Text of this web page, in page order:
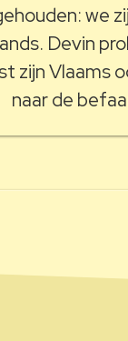
we
Devin
zijn Vlaams
naar de